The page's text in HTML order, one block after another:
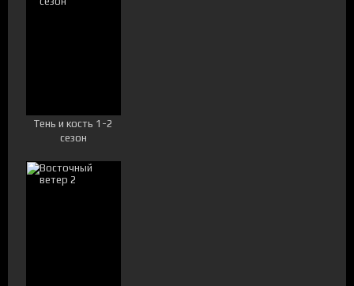
Тень и кость 1-2
сезон